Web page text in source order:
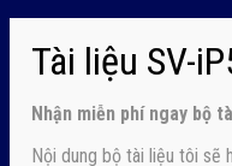
Tài liệu SV-
Nhận miễn phí ngay bộ
Nội dung bộ tài liệu tôi sẽ